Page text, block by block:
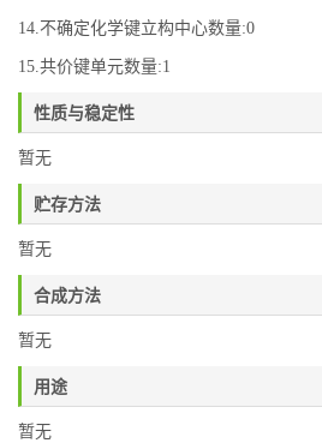
14.不确定化学键立构中心数量:0
15.共价键单元数量:1
性质与稳定性
暂无
贮存方法
暂无
合成方法
暂无
用途
暂无